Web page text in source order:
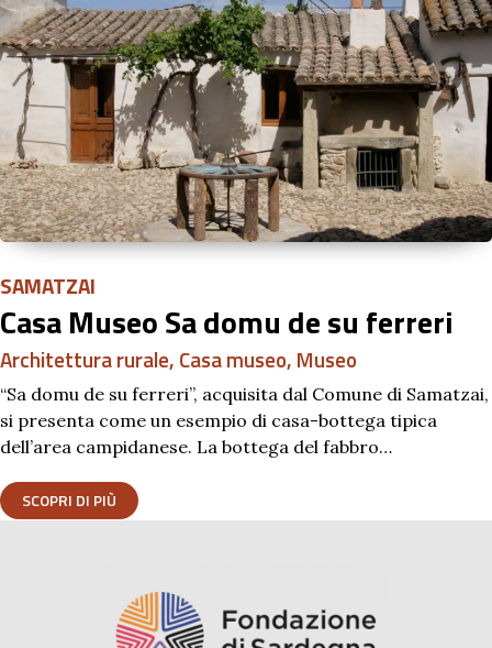
SAMATZAI
Casa Museo Sa domu de su ferreri
Architettura rurale, Casa museo, Museo
“Sa domu de su ferreri”, acquisita dal Comune di Samatzai,
si presenta come un esempio di casa-bottega tipica
dell’area campidanese. La bottega del fabbro…
SCOPRI DI PIÙ